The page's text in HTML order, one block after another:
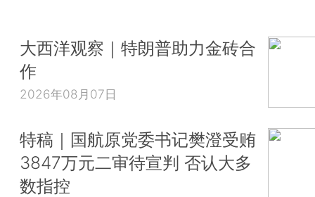
大西洋观察｜特朗普助力金砖合
作
2026年08月07日
特稿｜国航原党委书记樊澄受贿
3847万元二审待宣判 否认大多
数指控